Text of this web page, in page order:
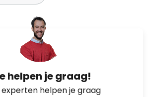
helpen je graag!
experten helpen je graag